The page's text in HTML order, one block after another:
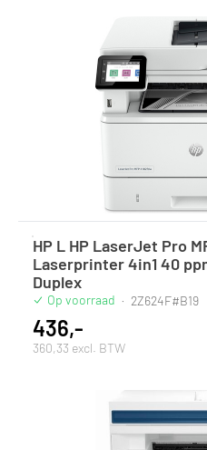
HP L HP LaserJet Pro
Laserprinter 4in1 40
Duplex
Op voorraad · 2Z624F#B19
436,-
360,33 excl. BTW